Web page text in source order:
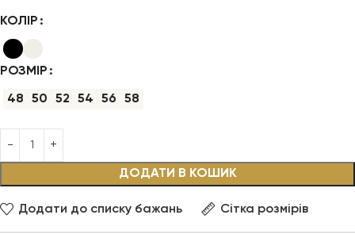
КОЛІР
РОЗМІР
48 50 52 54 56 58
ДОДАТИ В КОШИК
Додати до списку бажань Сітка розмірів